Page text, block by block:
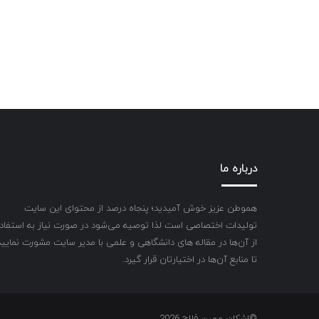
درباره ما
هموطن عزیز خوش آمیدید؛ پنجاه درصد از محتوای این سایت
تولیدات اختصاصی است لذا توصیه می‌شود در صورت نیاز به
از آن‌ها در مقاله های دانشگاهی و علمی با مدیر سایت مشورت
تا منابع آن‌ها در اختیارتان قرار گیرد.